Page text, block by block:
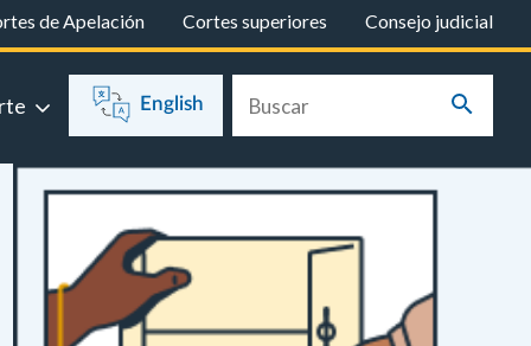
de Apelación Cortes superiores Consejo judicial
English